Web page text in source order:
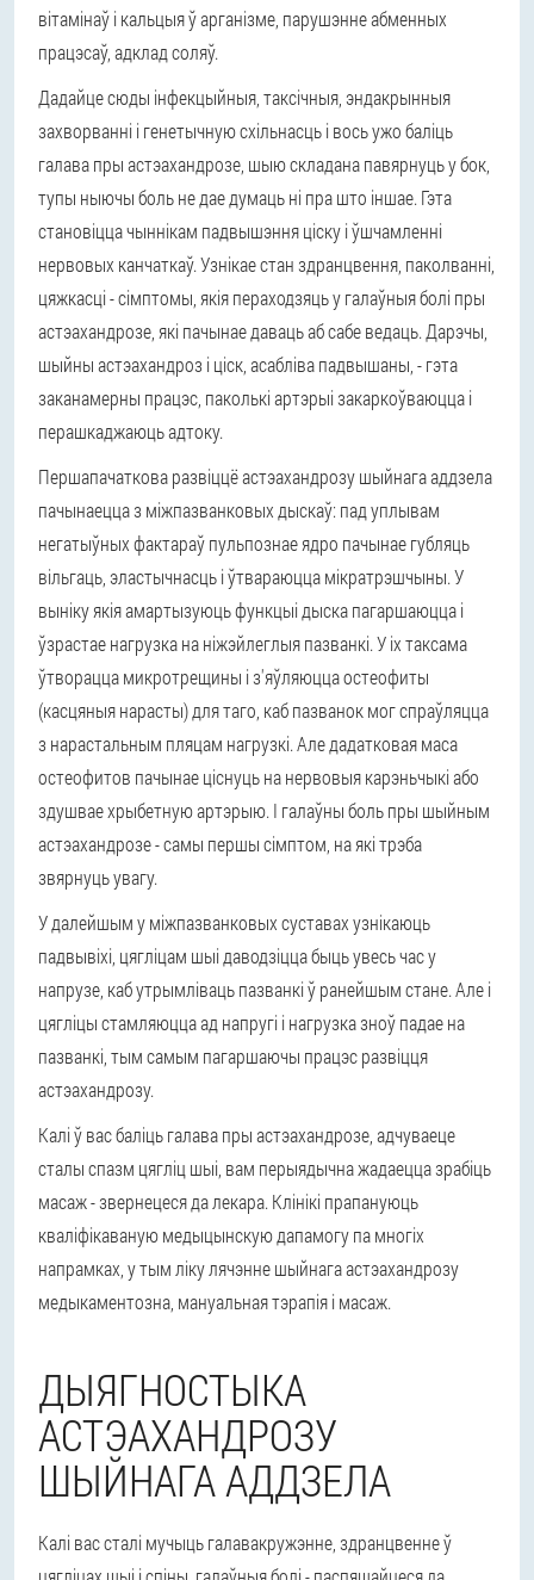
вітамінаў і кальцыя ў арганізме, парушэнне абменных
працэсаў, адклад соляў.
Дадайце сюды інфекцыйныя, таксічныя, эндакрынныя
захворванні і генетычную схільнасць і вось ужо баліць
галава пры астэахандрозе, шыю складана павярнуць у бок,
тупы ныючы боль не дае думаць ні пра што іншае. Гэта
становіцца чыннікам падвышэння ціску і ўшчамленні
нервовых канчаткаў. Узнікае стан здранцвення, паколванні,
цяжкасці - сімптомы, якія пераходзяць у галаўныя болі пры
астэахандрозе, які пачынае даваць аб сабе ведаць. Дарэчы,
шыйны астэахандроз і ціск, асабліва падвышаны, - гэта
заканамерны працэс, паколькі артэрыі закаркоўваюцца і
перашкаджаюць адтоку.
Першапачаткова развіццё астэахандрозу шыйнага аддзела
пачынаецца з міжпазванковых дыскаў: пад уплывам
негатыўных фактараў пульпознае ядро пачынае губляць
вільгаць, эластычнасць і ўтвараюцца мікратрэшчыны. У
выніку якія амартызуюць функцыі дыска пагаршаюцца і
ўзрастае нагрузка на ніжэйлеглыя пазванкі. У іх таксама
ўтворацца микротрещины і з'яўляюцца остеофиты
(касцяныя нарасты) для таго, каб пазванок мог спраўляцца
з нарастальным пляцам нагрузкі. Але дадатковая маса
остеофитов пачынае ціснуць на нервовыя карэньчыкі або
здушвае хрыбетную артэрыю. І галаўны боль пры шыйным
астэахандрозе - самы першы сімптом, на які трэба
звярнуць увагу.
У далейшым у міжпазванковых суставах узнікаюць
падвывіхі, цягліцам шыі даводзіцца быць увесь час у
напрузе, каб утрымліваць пазванкі ў ранейшым стане. Але і
цягліцы стамляюцца ад напругі і нагрузка зноў падае на
пазванкі, тым самым пагаршаючы працэс развіцця
астэахандрозу.
Калі ў вас баліць галава пры астэахандрозе, адчуваеце
сталы спазм цягліц шыі, вам перыядычна жадаецца зрабіць
масаж - звернецеся да лекара. Клінікі прапануюць
кваліфікаваную медыцынскую дапамогу па многіх
напрамках, у тым ліку лячэнне шыйнага астэахандрозу
медыкаментозна, мануальная тэрапія і масаж.
ДЫЯГНОСТЫКА
АСТЭАХАНДРОЗУ
ШЫЙНАГА АДДЗЕЛА
Калі вас сталі мучыць галавакружэнне, здранцвенне ў